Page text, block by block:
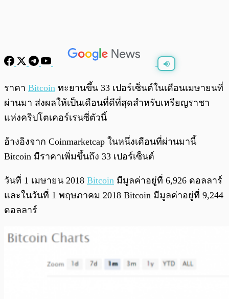
0:00
ราคา Bitcoin ทะยานขึ้น 33 เปอร์เซ็นต์ในเดือนเมษายนที่
ผ่านมา ส่งผลให้เป็นเดือนที่ดีที่สุดสำหรับเหรียญราชา
แห่งคริปโตเคอร์เรนซี่ตัวนี้
อ้างอิงจาก Coinmarketcap ในหนึ่งเดือนที่ผ่านมานี้
Bitcoin มีราคาเพิ่มขึ้นถึง 33 เปอร์เซ็นต์
วันที่ 1 เมษายน 2018 Bitcoin มีมูลค่าอยู่ที่ 6,926 ดอลลาร์
และในวันที่ 1 พฤษภาคม 2018 Bitcoin มีมูลค่าอยู่ที่ 9,244
ดอลลาร์